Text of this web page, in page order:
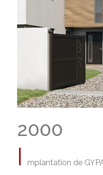
2000
I mplantation de